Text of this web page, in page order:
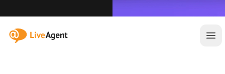
:site.title